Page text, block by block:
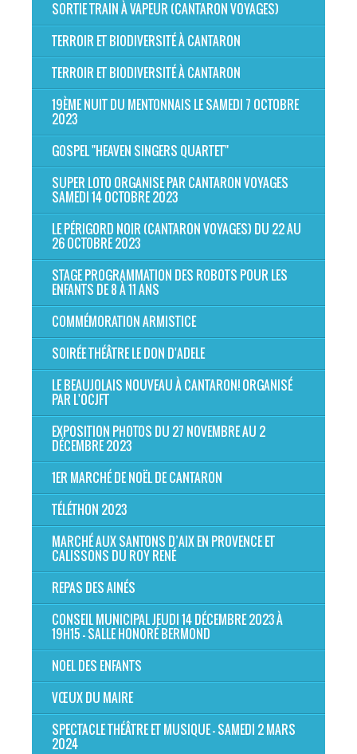
SORTIE TRAIN À VAPEUR (CANTARON VOYAGES)
TERROIR ET BIODIVERSITÉ À CANTARON
TERROIR ET BIODIVERSITÉ À CANTARON
19ÈME NUIT DU MENTONNAIS LE SAMEDI 7 OCTOBRE
2023
GOSPEL "HEAVEN SINGERS QUARTET"
SUPER LOTO ORGANISE PAR CANTARON VOYAGES
SAMEDI 14 OCTOBRE 2023
LE PÉRIGORD NOIR (CANTARON VOYAGES) DU 22 AU
26 OCTOBRE 2023
STAGE PROGRAMMATION DES ROBOTS POUR LES
ENFANTS DE 8 À 11 ANS
COMMÉMORATION ARMISTICE
SOIRÉE THÉÂTRE LE DON D'ADELE
LE BEAUJOLAIS NOUVEAU À CANTARON! ORGANISÉ
PAR L'OCJFT
EXPOSITION PHOTOS DU 27 NOVEMBRE AU 2
DÉCEMBRE 2023
1ER MARCHÉ DE NOËL DE CANTARON
TÉLÉTHON 2023
MARCHÉ AUX SANTONS D’AIX EN PROVENCE ET
CALISSONS DU ROY RENÉ
REPAS DES AINÉS
CONSEIL MUNICIPAL JEUDI 14 DÉCEMBRE 2023 À
19H15 - SALLE HONORÉ BERMOND
NOEL DES ENFANTS
VŒUX DU MAIRE
SPECTACLE THÉÂTRE ET MUSIQUE - SAMEDI 2 MARS
2024